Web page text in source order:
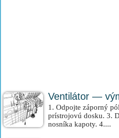
Ventilátor —
1. Odpojte záporný
prístrojovú dosku. 3.
nosníka kapoty. 4....